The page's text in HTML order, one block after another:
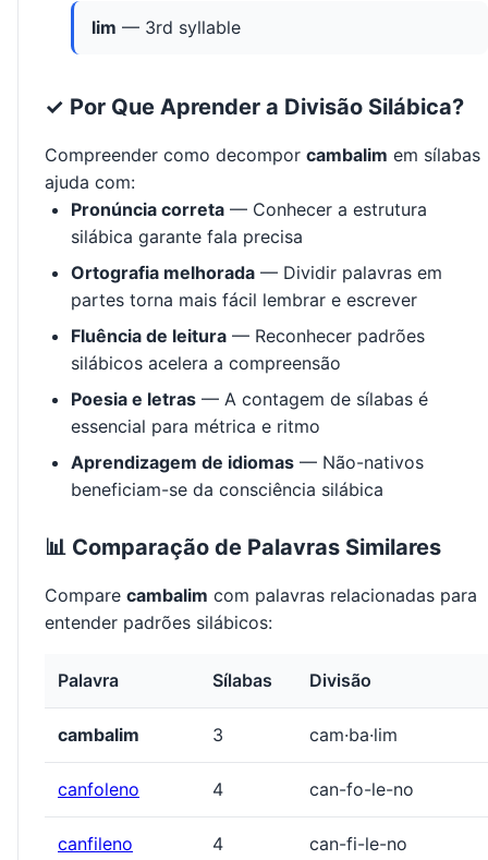
lim — 3rd syllable
✓ Por Que Aprender a Divisão Silábica?
Compreender como decompor cambalim em sílabas
ajuda com:
Pronúncia correta — Conhecer a estrutura
silábica garante fala precisa
Ortografia melhorada — Dividir palavras em
partes torna mais fácil lembrar e escrever
Fluência de leitura — Reconhecer padrões
silábicos acelera a compreensão
Poesia e letras — A contagem de sílabas é
essencial para métrica e ritmo
Aprendizagem de idiomas — Não-nativos
beneficiam-se da consciência silábica
📊 Comparação de Palavras Similares
Compare cambalim com palavras relacionadas para
entender padrões silábicos:
Palavra Sílabas Divisão
cambalim 3 cam·ba·lim
canfoleno 4 can-fo-le-no
canfileno 4 can-fi-le-no